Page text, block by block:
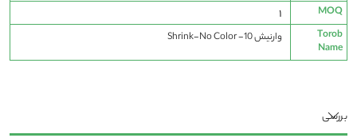
MOQ
1
Torob
Name
وارنیش Shrink-No Color -10
بررسی